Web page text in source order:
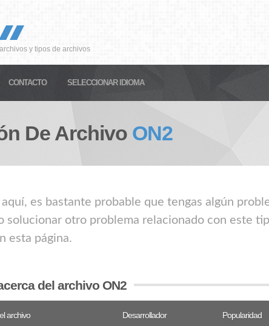
y tipos de archivos
CONTACTO SELECCIONAR IDIOMA
De Archivo ON2
aquí, es bastante probable que tengas algún
solucionar otro problema relacionado con este
esta página.
del archivo ON2
archivo Desarrollador Popularidad